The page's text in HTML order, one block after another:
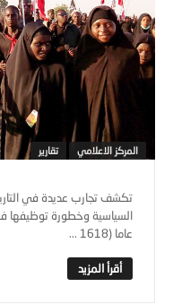
المركز الاعلامي تقارير
تكشف تجارب عديدة في
السياسية وخطورة توظيفها
عاما (1618 ...